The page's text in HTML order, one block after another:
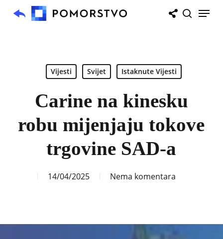
Menu
Vijesti Svijet Istaknute Vijesti
Carine na kinesku
robu mijenjaju tokove
trgovine SAD-a
14/04/2025 Nema komentara